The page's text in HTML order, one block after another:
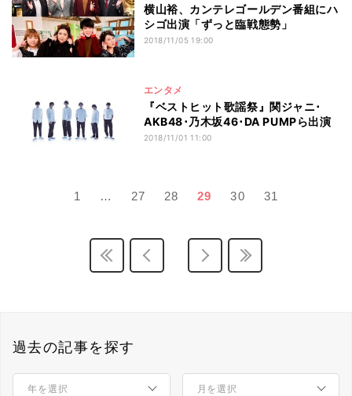
横山裕、カンテレゴールデン番組にハ
シゴ出演「ずっと臨戦態勢」
2018/11/05 19:00
エンタメ
『ベストヒット歌謡祭』関ジャニ･
AKB48･乃木坂46･DA PUMPら出演
2018/11/01 11:00
1 … 27 28 29 30 31
過去の記事を探す